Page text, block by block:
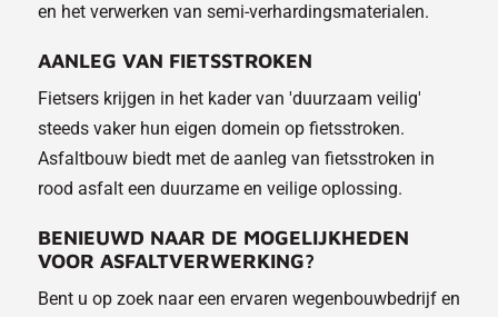
en het verwerken van semi-verhardingsmaterialen.
AANLEG VAN FIETSSTROKEN
Fietsers krijgen in het kader van 'duurzaam veilig'
steeds vaker hun eigen domein op fietsstroken.
Asfaltbouw biedt met de aanleg van fietsstroken in
rood asfalt een duurzame en veilige oplossing.
BENIEUWD NAAR DE MOGELIJKHEDEN
VOOR ASFALTVERWERKING?
Bent u op zoek naar een ervaren wegenbouwbedrijf en